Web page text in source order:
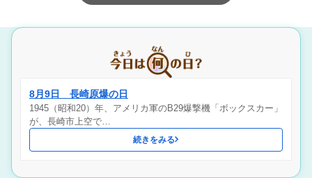
8月9日 長崎原爆の日
1945（昭和20）年、アメリカ軍のB29爆撃機「ボックスカー」
が、長崎市上空で…
続きをみる